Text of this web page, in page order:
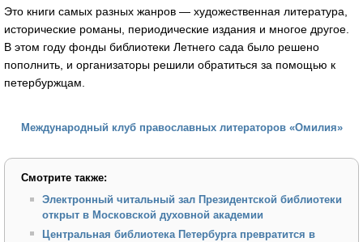
Это книги самых разных жанров — художественная литература,
исторические романы, периодические издания и многое другое.
В этом году фонды библиотеки Летнего сада было решено
пополнить, и организаторы решили обратиться за помощью к
петербуржцам.
Международный клуб православных литераторов «Омилия»
Смотрите также:
Электронный читальный зал Президентской библиотеки
открыт в Московской духовной академии
Центральная библиотека Петербурга превратится в